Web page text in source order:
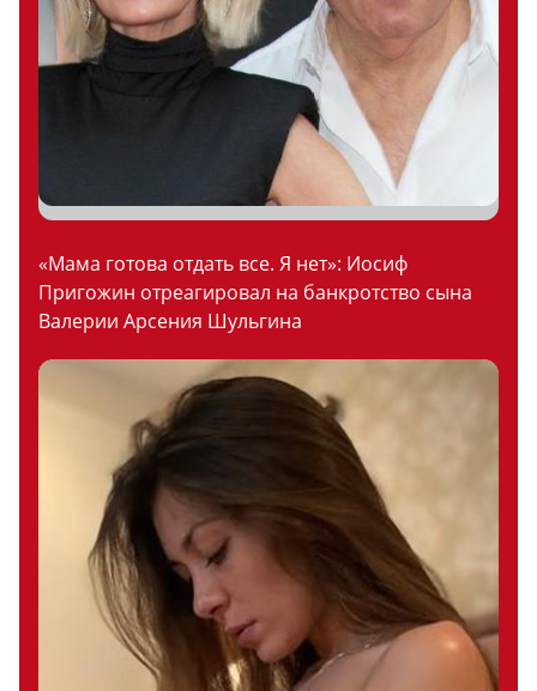
«Мама готова отдать все. Я нет»: Иосиф
Пригожин отреагировал на банкротство сына
Валерии Арсения Шульгина